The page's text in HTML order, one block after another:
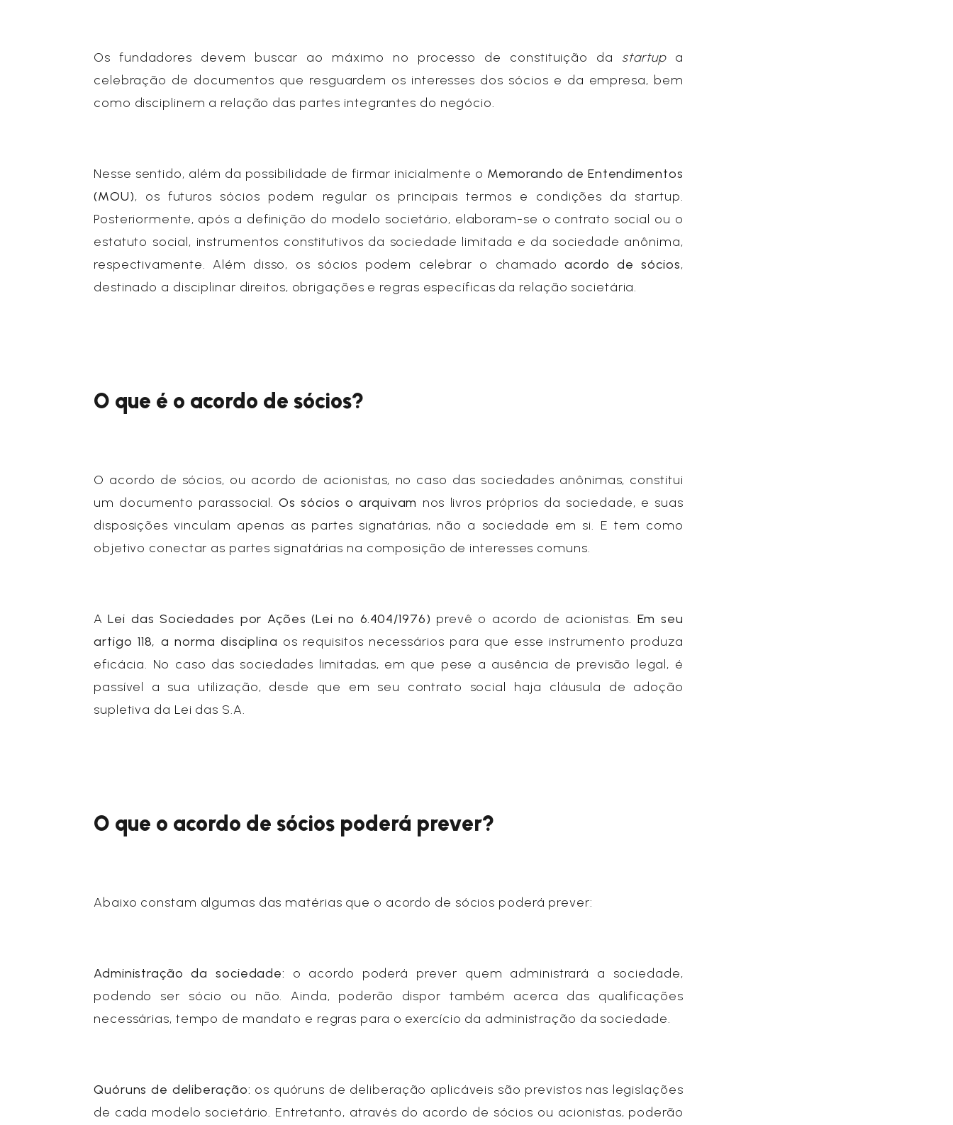
Os fundadores devem buscar ao máximo no processo de constituição da startupa
celebração de documentos que resguardem os interesses dos sócios e da empresa, bem
como disciplinem a relação das partes integrantes do negócio.
Nesse sentido, além da possibilidade de firmar inicialmente o Memorando de Entendimentos
(MOU), os futuros sócios podem regular os principais termos e condições da startup.
Posteriormente, após a definição do modelo societário, elaboram-se o contrato social ou o
estatuto social, instrumentos constitutivos da sociedade limitada e da sociedade anônima,
respectivamente. Além disso, os sócios podem celebrar o chamadoacordo de sócios,
destinado a disciplinar direitos, obrigações e regras específicas da relação societária.
O que é o acordo de sócios?
O acordo de sócios, ou acordo de acionistas, no caso das sociedades anônimas, constitui
um documento parassocial.Os sócios o arquivam nos livros próprios da sociedade, e suas
disposições vinculam apenas as partes signatárias, não a sociedade em si. E tem como
objetivo conectar as partes signatárias na composição de interesses comuns.
ALei das Sociedades por Ações (Lei nº 6.404/1976) prevê o acordo de acionistas. Em seu
artigo 118, a norma disciplina os requisitos necessários para que esse instrumento produza
eficácia. No caso das sociedades limitadas, em que pese a ausência de previsão legal, é
passível a sua utilização, desde que em seu contrato social haja cláusula de adoção
supletiva da Lei das S.A.
O que o acordo de sócios poderá prever?
Abaixo constam algumas das matérias que o acordo de sócios poderá prever:
Administração da sociedade: o acordo poderá prever quem administrará a sociedade,
podendo ser sócio ou não. Ainda, poderão dispor também acerca das qualificações
necessárias, tempo de mandato e regras para o exercício da administração da sociedade.
Quóruns de deliberação: os quóruns de deliberação aplicáveis são previstos nas legislações
de cada modelo societário. Entretanto, através do acordo de sócios ou acionistas, poderão